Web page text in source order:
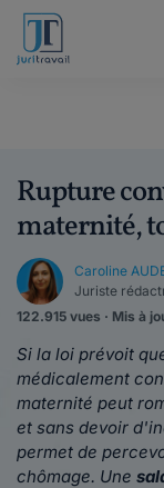
Rupture
maternité,
Caroline
Juriste
122.915 vues · Mis à
Si la loi prévoit
médicalement
maternité peut
et sans devoir
permet de
chômage. Une